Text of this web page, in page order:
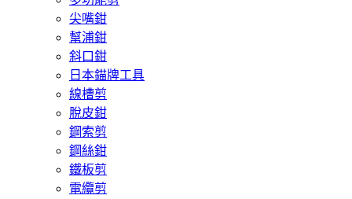
尖嘴鉗
幫浦鉗
斜口鉗
日本錨牌工具
線槽剪
脫皮鉗
鋼索剪
鋼絲鉗
鐵板剪
電纜剪